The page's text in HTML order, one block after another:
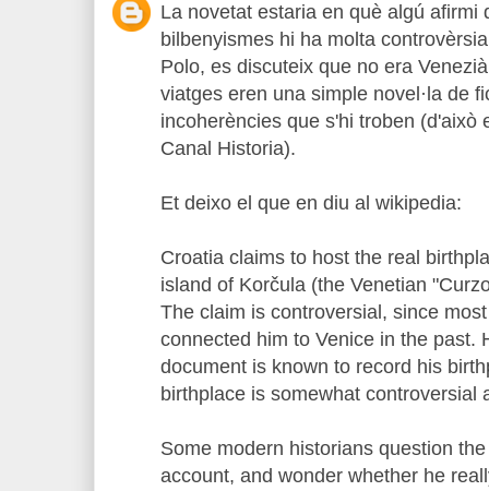
La novetat estaria en què algú afirmi
bilbenyismes hi ha molta
Polo, es discuteix que no era
viatges eren una simple novel·la de
incoherències que s'hi troben (d'això
Canal Historia).
Et deixo el que en diu al wikipedia:
Croatia claims to host the real
island of Korčula (the Venetian
The claim is controversial, since
connected him to Venice in the past.
document is known to record his
birthplace is somewhat controversial
Some modern historians question
account, and wonder whether he